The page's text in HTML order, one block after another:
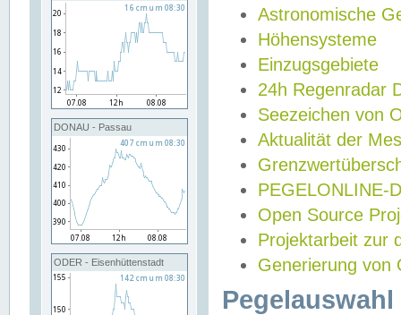
DONAU - Passau
ODER - Eisenhüttenstadt
Astronomische
Höhensysteme
Einzugsgebiete
24h Regenradar
Seezeichen von
Aktualität der
PEGELONLINE-
Open Source
Projektarbeit zur
Generierung von